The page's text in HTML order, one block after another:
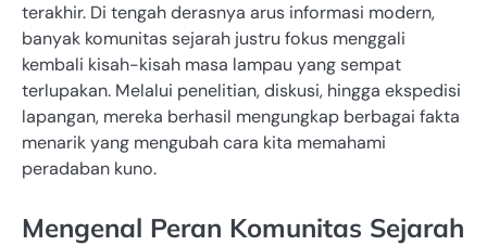
terakhir. Di tengah derasnya arus informasi modern,
banyak komunitas sejarah justru fokus menggali
kembali kisah-kisah masa lampau yang sempat
terlupakan. Melalui penelitian, diskusi, hingga ekspedisi
lapangan, mereka berhasil mengungkap berbagai fakta
menarik yang mengubah cara kita memahami
peradaban kuno.
Mengenal Peran Komunitas Sejarah